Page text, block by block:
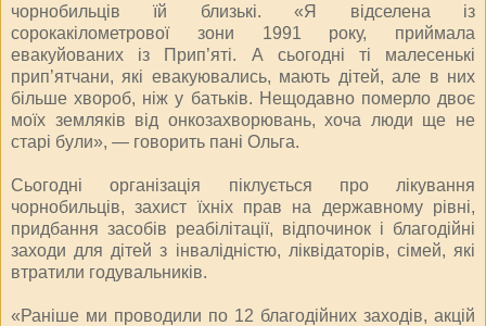
чорнобильців їй близькі. «Я відселена із
сорокакілометрової зони 1991 року, приймала
евакуйованих із Прип’яті. А сьогодні ті малесенькі
прип’ятчани, які евакуювались, мають дітей, але в них
більше хвороб, ніж у батьків. Нещодавно померло двоє
моїх земляків від онкозахворювань, хоча люди ще не
старі були», — говорить пані Ольга.
Сьогодні організація піклується про лікування
чорнобильців, захист їхніх прав на державному рівні,
придбання засобів реабілітації, відпочинок і благодійні
заходи для дітей з інвалідністю, ліквідаторів, сімей, які
втратили годувальників.
«Раніше ми проводили по 12 благодійних заходів, акцій